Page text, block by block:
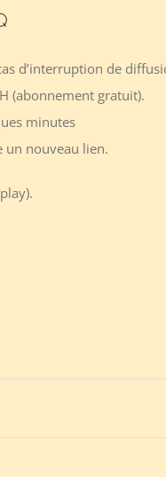
d’interruption de
(abonnement gratuit).
minutes
un nouveau lien.